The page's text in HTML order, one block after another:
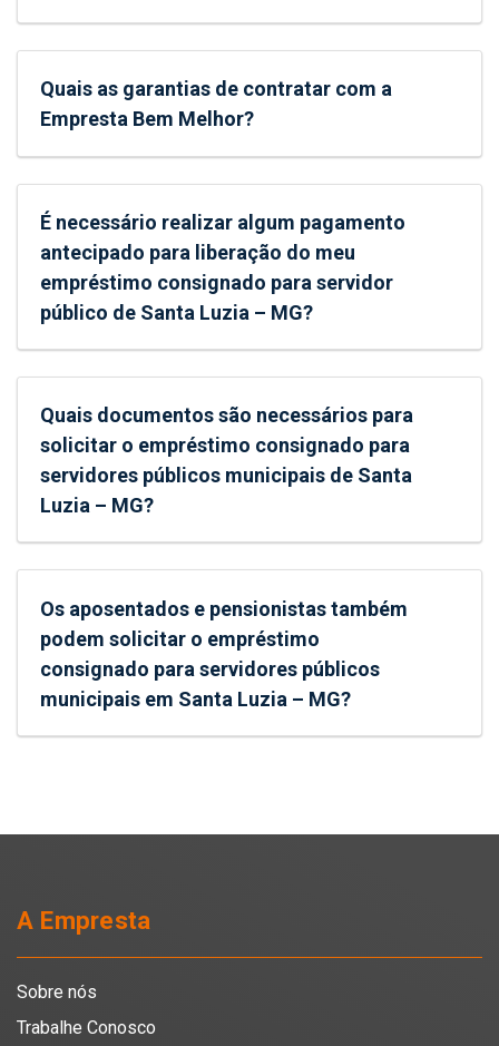
Quais as garantias de contratar com a
Empresta Bem Melhor?
É necessário realizar algum pagamento
antecipado para liberação do meu
empréstimo consignado para servidor
público de Santa Luzia – MG?
Quais documentos são necessários para
solicitar o empréstimo consignado para
servidores públicos municipais de Santa
Luzia – MG?
Os aposentados e pensionistas também
podem solicitar o empréstimo
consignado para servidores públicos
municipais em Santa Luzia – MG?
A Empresta
Sobre nós
Trabalhe Conosco